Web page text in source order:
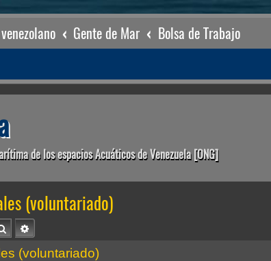
Gente de Mar Bolsa de Trabajo
de los espacios Acuáticos de Venezuela [ONG]
(voluntariado)
BuscarBúsqueda avanzada
(voluntariado)